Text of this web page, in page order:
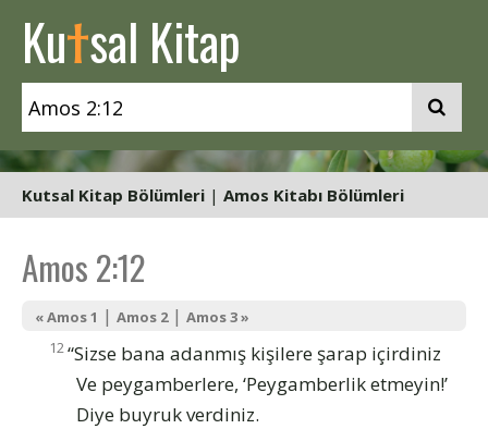
Kutsal Kitap
Kutsal Kitap Bölümleri | Amos Kitabı Bölümleri
Amos 2:12
« Amos 1 | Amos 2| Amos 3 »
12“Sizse bana adanmış kişilere şarap içirdiniz
Ve peygamberlere, ‘Peygamberlik etmeyin!’
Diye buyruk verdiniz.